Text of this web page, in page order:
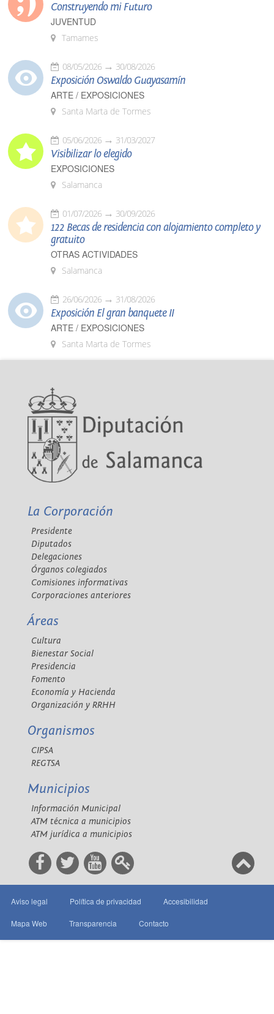
Construyendo mi Futuro
JUVENTUD
Tamames
08/05/2026 30/08/2026
Exposición Oswaldo Guayasamín
ARTE / EXPOSICIONES
Santa Marta de Tormes
05/06/2026 31/03/2027
Visibilizar lo elegido
EXPOSICIONES
Salamanca
01/07/2026 30/09/2026
122 Becas de residencia con alojamiento completo y
gratuito
OTRAS ACTIVIDADES
Salamanca
26/06/2026 31/08/2026
Exposición El gran banquete II
ARTE / EXPOSICIONES
Santa Marta de Tormes
La Corporación
Presidente
Diputados
Delegaciones
Órganos colegiados
Comisiones informativas
Corporaciones anteriores
Áreas
Cultura
Bienestar Social
Presidencia
Fomento
Economía y Hacienda
Organización y RRHH
Organismos
CIPSA
REGTSA
Municipios
Información Municipal
ATM técnica a municipios
ATM jurídica a municipios
Aviso legal Política de privacidad Accesibilidad
Mapa Web Transparencia Contacto